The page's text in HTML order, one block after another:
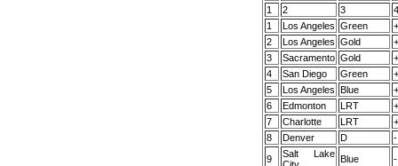
1
2 3
4
1
Los Angeles Green
+
2
Los Angeles Gold
+
3
Sacramento Gold
+
4
San Diego Green
+
5
Los Angeles Blue
+
6
Edmonton LRT
+
7
Charlotte LRT
+
8
Denver D
-
9
Salt Lake Blue
-